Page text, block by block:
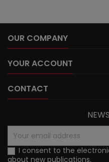
OUR COMPANY
YOUR ACCOUNT
CONTACT
I consent to the
about new publications.